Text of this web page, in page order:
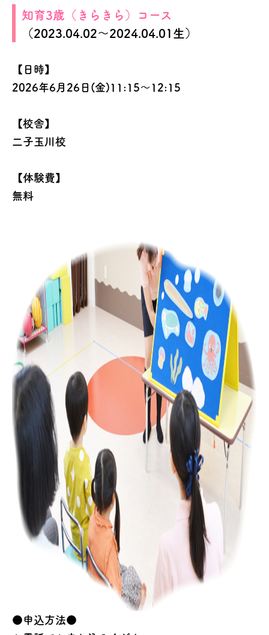
知育3歳（きらきら）コース
（2023.04.02～2024.04.01生）
【日時】
2026年6月26日(金)11:15～12:15
【校舎】
二子玉川校
【体験費】
無料
●申込方法●